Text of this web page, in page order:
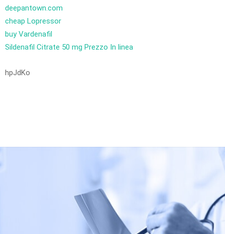
deepantown.com
cheap Lopressor
buy Vardenafil
Sildenafil Citrate 50 mg Prezzo In linea
hpJdKo